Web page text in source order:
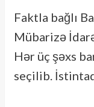
Faktla bağlı
Mübarizə
Hər üç şəxs
seçilib.